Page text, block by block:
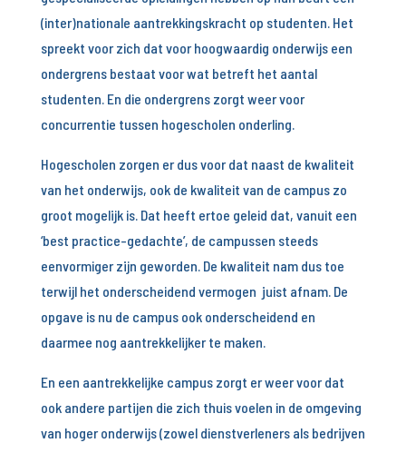
(inter)nationale aantrekkingskracht op studenten. Het
spreekt voor zich dat voor hoogwaardig onderwijs een
ondergrens bestaat voor wat betreft het aantal
studenten. En die ondergrens zorgt weer voor
concurrentie tussen hogescholen onderling.
Hogescholen zorgen er dus voor dat naast de kwaliteit
van het onderwijs, ook de kwaliteit van de campus zo
groot mogelijk is. Dat heeft ertoe geleid dat, vanuit een
‘best practice-gedachte’, de campussen steeds
eenvormiger zijn geworden. De kwaliteit nam dus toe
terwijl het onderscheidend vermogen juist afnam. De
opgave is nu de campus ook onderscheidend en
daarmee nog aantrekkelijker te maken.
En een aantrekkelijke campus zorgt er weer voor dat
ook andere partijen die zich thuis voelen in de omgeving
van hoger onderwijs (zowel dienstverleners als bedrijven